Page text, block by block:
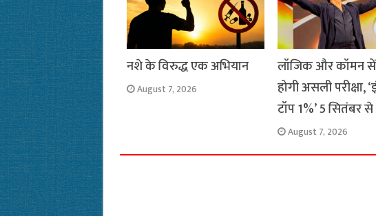
नशे के विरुद्ध एक अभियान
August 7, 2026
लॉजिक और कॉमन
होगी असली परीक्षा,
टॉप 1%’ 5 सितंबर से
August 7, 2026